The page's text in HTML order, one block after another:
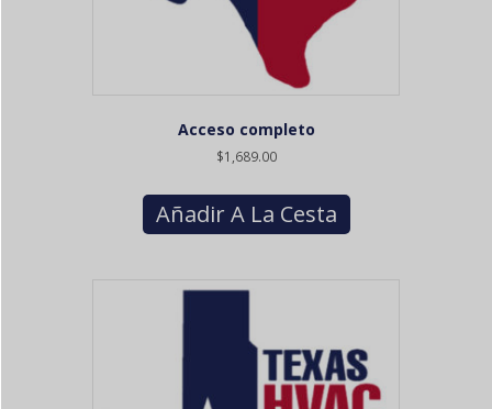
Acceso completo
$1,689.00
Añadir A La Cesta